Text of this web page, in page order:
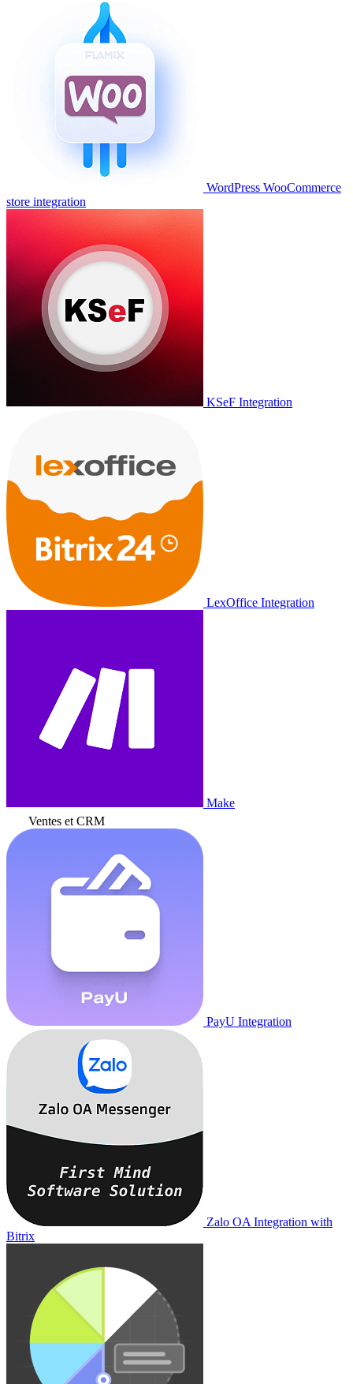
WordPress WooCommerce
store integration
KSeF Integration
LexOffice Integration
Make
Ventes et CRM
PayU Integration
Zalo OA Integration with
Bitrix